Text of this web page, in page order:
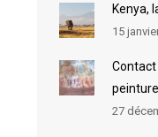
Kenya,
15
Contact
27